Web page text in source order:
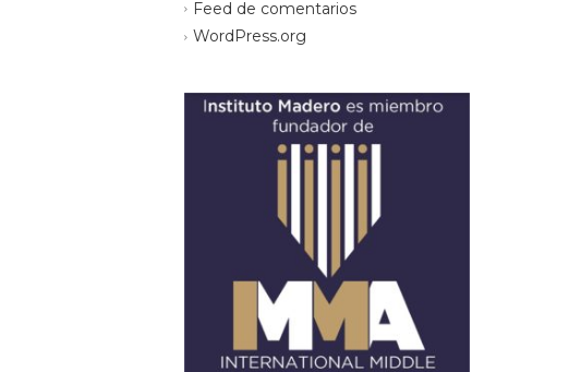
Feed de comentarios
WordPress.org